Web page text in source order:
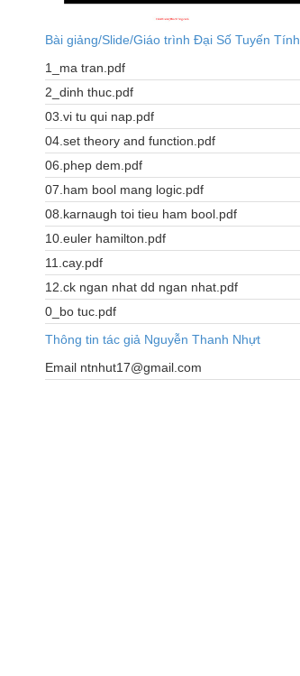
Bài giảng/Slide/Giáo trình Đại Số Tuyến Tính
1_ma tran.pdf
2_dinh thuc.pdf
03.vi tu qui nap.pdf
04.set theory and function.pdf
06.phep dem.pdf
07.ham bool mang logic.pdf
08.karnaugh toi tieu ham bool.pdf
10.euler hamilton.pdf
11.cay.pdf
12.ck ngan nhat dd ngan nhat.pdf
0_bo tuc.pdf
Thông tin tác giả Nguyễn Thanh Nhựt
Email ntnhut17@gmail.com